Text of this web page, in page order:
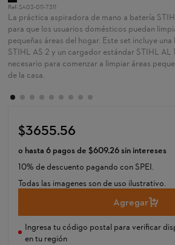
Ref: SA03-011-7311
La práctica aspiradora de mano a batería
para que los usuarios domésticos puedan
pequeñas áreas del hogar. Este set incluye
STIHL AS 2 y un cargador estándar STIHL AL
necesario para comenzar a limpiar áreas
de la casa.
$3655.56
o hasta 6pagos de $609.26sin intereses
10% de descuento pagando con SPEI.
Todas las imagenes son de uso ilustrativo.
Ingresa tu código postal para verificar
en tu región